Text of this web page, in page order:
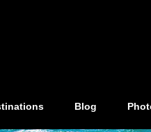
Blog